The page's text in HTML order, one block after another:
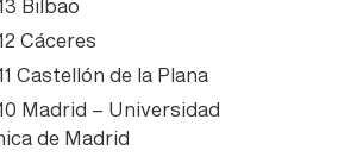
Bilbao
Cáceres
Castellón de la Plana
Madrid – Universidad
de Madrid